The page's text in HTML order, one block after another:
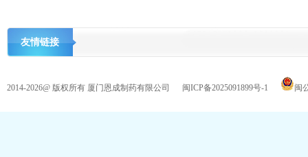
友情链接
2014-2026@ 版权所有 厦门恩成制药有限公司 闽ICP备2025091899号-1 闽